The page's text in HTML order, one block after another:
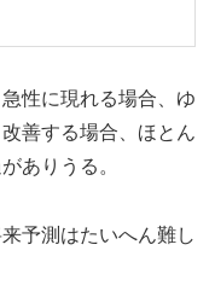
性に現れる場合、ゆ
善する場合、ほとん
ありうる。
予測はたいへん難し